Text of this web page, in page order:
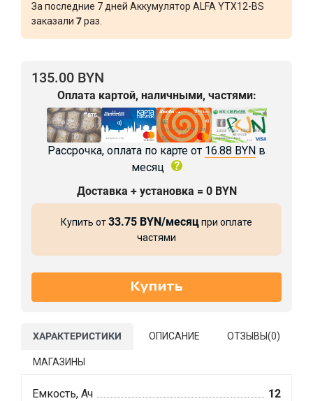
За последние 7 дней Аккумулятор ALFA YTX12-BS
заказали 7раз.
135.00 BYN
Оплата картой, наличными, частями:
Рассрочка, оплата по карте от 16.88 BYN в
месяц
Доставка + установка = 0 BYN
Купить от33.75 BYN/месяцпри оплате
частями
ХАРАКТЕРИСТИКИ ОПИСАНИЕ ОТЗЫВЫ(0)
МАГАЗИНЫ
Емкость, Ач
12